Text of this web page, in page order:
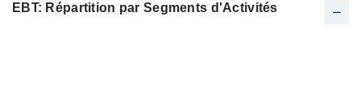
EBT: Répartition par Segments d'Activités